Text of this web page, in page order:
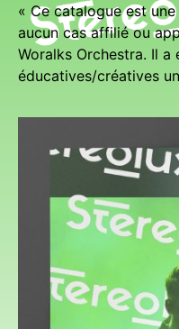
« Ce catalogue est
aucun cas affilié ou
Woralks Orchestra. Il
éducatives/créatives